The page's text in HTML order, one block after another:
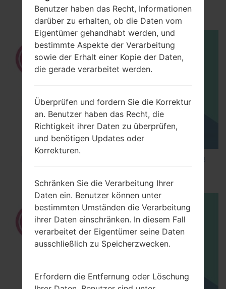
Debugging on LG ?
How to Factory Reset through code on LG K8
Benutzer haben das Recht, Informationen
darüber zu erhalten, ob die Daten vom
Eigentümer gehandhabt werden, und
bestimmte Aspekte der Verarbeitung
sowie der Erhalt einer Kopie der Daten,
die gerade verarbeitet werden.
Überprüfen und fordern Sie die Korrektur
an. Benutzer haben das Recht, die
Richtigkeit ihrer Daten zu überprüfen,
und benötigen Updates oder
Korrekturen.
Schränken Sie die Verarbeitung Ihrer
Daten ein. Benutzer können unter
bestimmten Umständen die Verarbeitung
ihrer Daten einschränken. In diesem Fall
verarbeitet der Eigentümer seine Daten
ausschließlich zu Speicherzwecken.
Erfordern die Entfernung oder Löschung